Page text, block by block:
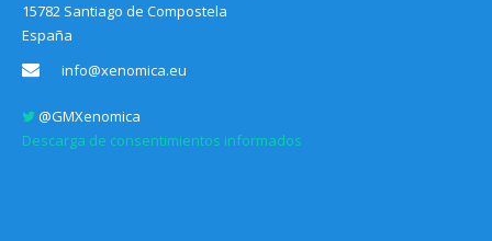
15782 Santiago de Compostela
España
info@xenomica.eu
@GMXenomica
Descarga de consentimientos informados